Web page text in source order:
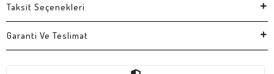
Taksit Seçenekleri
Garanti Ve Teslimat